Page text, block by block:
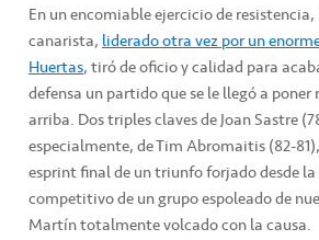
En un encomiable ejercicio de
canarista,liderado otra vez por un
Huertas, tiró de oficio y calidad para
defensa un partido que se le llegó a
arriba. Dos triples claves de Joan Sastre
especialmente, de Tim Abromaitis (82-
esprint final de un triunfo forjado desde
competitivo de un grupo espoleado de
Martín totalmente volcado con la causa.